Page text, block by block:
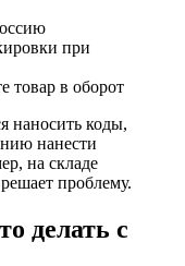
при
товар в оборот
наносить коды,
нанести
на складе
проблему.
делать с